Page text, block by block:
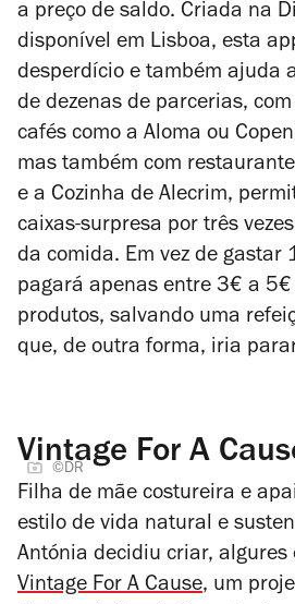
a preço de saldo. Criada na
disponível em Lisboa, esta
desperdício e também ajuda
de dezenas de parcerias,
cafés como a Aloma ou
mas também com
e a Cozinha de Alecrim,
caixas-surpresa por três
da comida. Em vez de gastar
pagará apenas entre 3€ a
produtos, salvando uma
que, de outra forma, iria
Vintage For A
©DR
Filha de mãe costureira e
estilo de vida natural e
Antónia decidiu criar,
Vintage For A Cause, um